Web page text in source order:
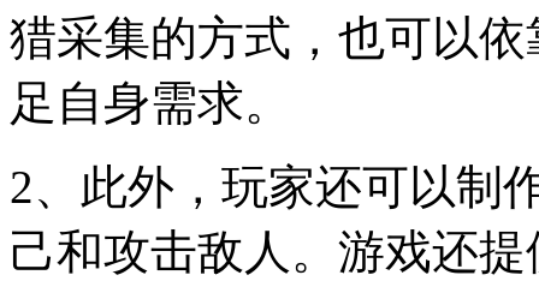
猎采集的方式，也可以
足自身需求。
2、此外，玩家还可以制
己和攻击敌人。游戏还